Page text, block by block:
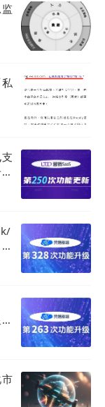
随着三关六码
实时更新，官微
官微中心中，
件、海报等内
咨询、短视频
在支持台阶上
够适配不同渠
的优质营销内
引擎中的可见度
，自动链接至
引擎的可爬性和